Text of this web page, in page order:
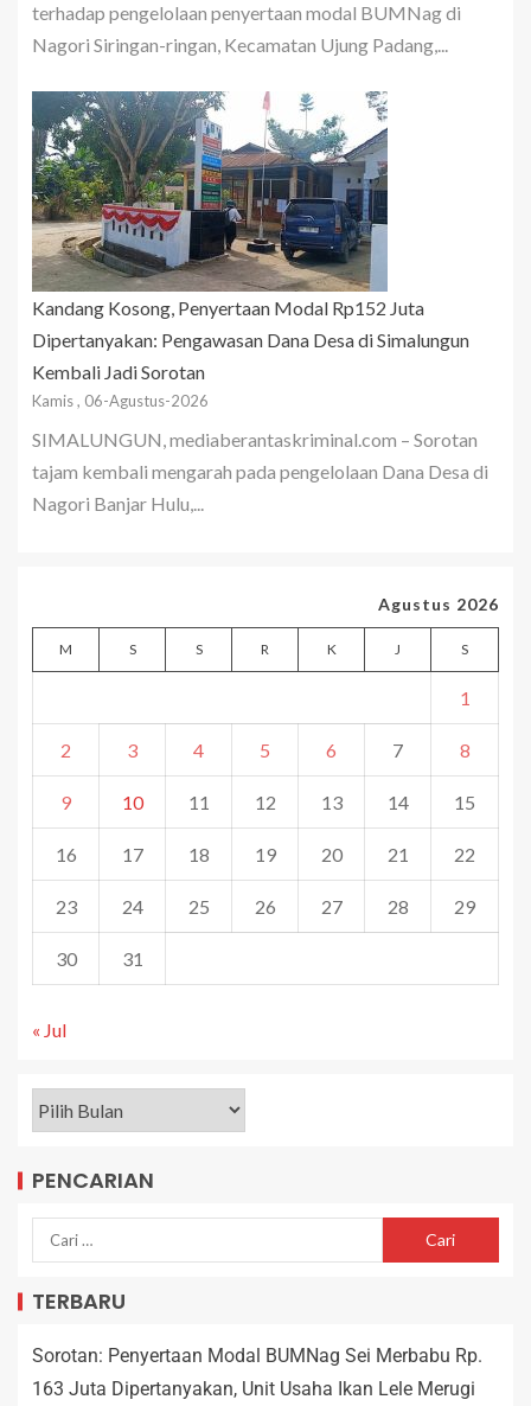
terhadap pengelolaan penyertaan modal BUMNag di
Nagori Siringan-ringan, Kecamatan Ujung Padang,...
Kandang Kosong, Penyertaan Modal Rp152 Juta
Dipertanyakan: Pengawasan Dana Desa di Simalungun
Kembali Jadi Sorotan
Kamis , 06-Agustus-2026
SIMALUNGUN, mediaberantaskriminal.com – Sorotan
tajam kembali mengarah pada pengelolaan Dana Desa di
Nagori Banjar Hulu,...
Agustus 2026
M S S R K J S
1
2 3 4 5 6 7 8
9 10 11 12 13 14 15
16 17 18 19 20 21 22
23 24 25 26 27 28 29
30 31
« Jul
PENCARIAN
TERBARU
Sorotan: Penyertaan Modal BUMNag Sei Merbabu Rp.
163 Juta Dipertanyakan, Unit Usaha Ikan Lele Merugi